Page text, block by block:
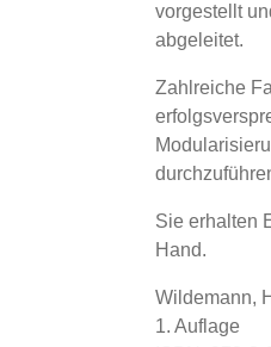
vorgestellt
abgeleitet.
Zahlreiche
Sie erhalten
Hand.
Wildemann,
1. Auflage